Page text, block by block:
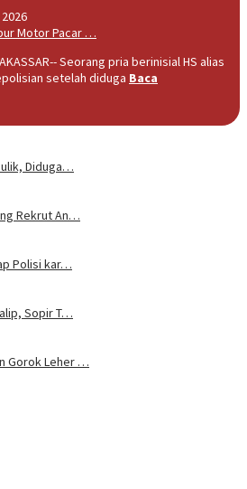
Motor Pacar …
Seorang pria berinisial HS alias
setelah diduga Baca
Diduga…
Rekrut An…
Polisi kar…
Sopir T…
Gorok Leher …